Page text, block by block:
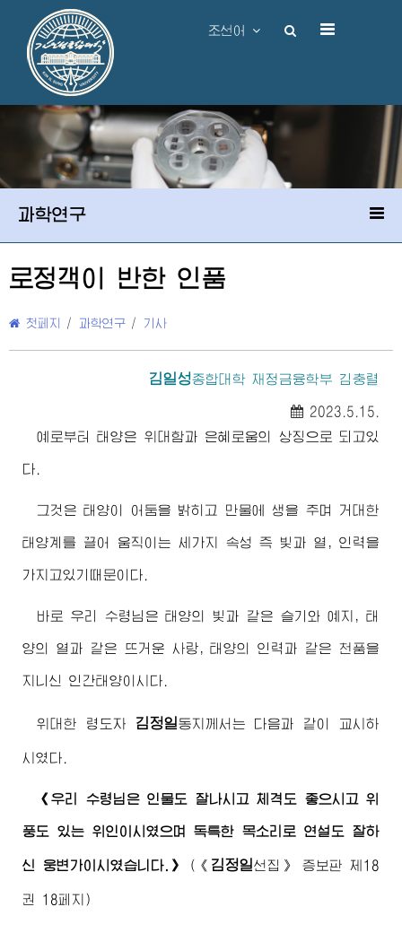
조선어
과학연구
로정객이 반한 인품
첫페지 / 과학연구 / 기사
김일성종합대학 재정금융학부 김충렬
2023.5.15.
예로부터 태양은 위대함과 은혜로움의 상징으로 되고있
다.
그것은 태양이 어둠을 밝히고 만물에 생을 주며 거대한
태양계를 끌어 움직이는 세가지 속성 즉 빛과 열, 인력을
가지고있기때문이다.
바로 우리 수령님 은 태양의 빛과 같은 슬기와 예지, 태
양의 열과 같은 뜨거운 사랑, 태양의 인력과 같은 천품을
지니신 인간태양이시다.
위대한 령도자 김정일동지께서 는 다음과 같이 교시하
시였다.
《우리 수령님 은 인물도 잘나시고 체격도 좋으시고 위
풍도 있는 위인이시였으며 독특한 목소리로 연설도 잘하
신 웅변가이시였습니다.》 ( 《 김정일선집》 증보판 제18
권 18페지)